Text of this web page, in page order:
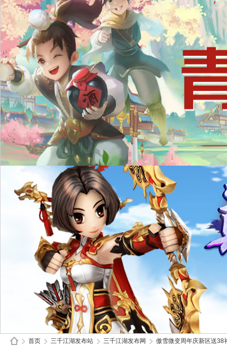
首页 三千江湖发布站 三千江湖发布网 傲雪微变周年庆新区送38